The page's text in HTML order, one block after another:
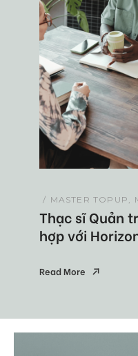
MASTER TOPUP
Thạc sĩ Quản
hợp với
Read More